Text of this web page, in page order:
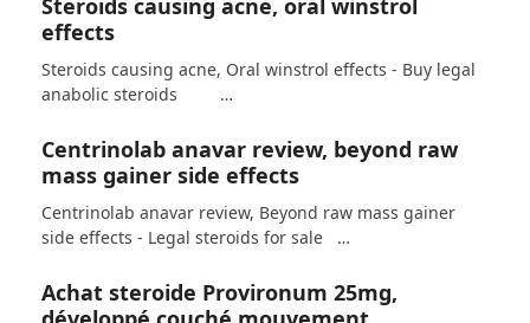
Steroids causing acne, oral winstrol
effects
Steroids causing acne, Oral winstrol effects - Buy legal
anabolic steroids …
Centrinolab anavar review, beyond raw
mass gainer side effects
Centrinolab anavar review, Beyond raw mass gainer
side effects - Legal steroids for sale …
Achat steroide Provironum 25mg,